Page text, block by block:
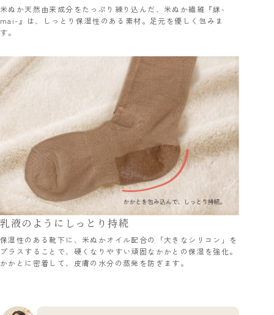
米ぬか天然由来成分をたっぷり練り込んだ、米ぬか繊維『䋛-
mai-』は、しっとり保湿性のある素材。足元を優しく包みま
す。
乳液のようにしっとり持続
保湿性のある靴下に、米ぬかオイル配合の「大きなシリコン」を
プラスすることで、硬くなりやすい頑固なかかとの保湿を強化。
かかとに密着して、皮膚の水分の蒸発を防ぎます。